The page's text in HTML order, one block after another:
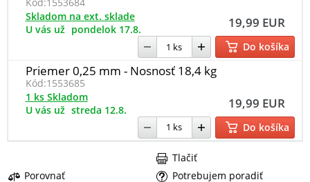
Kód:1553684
19,99 EUR
Skladom na ext. sklade
U vás už pondelok 17.8.
Do košíka
Priemer 0,25 mm - Nosnosť 18,4 kg
Kód:1553685
19,99 EUR
1 ks Skladom
U vás už streda 12.8.
Do košíka
Porovnať
Potrebujem poradiť
Tlačiť